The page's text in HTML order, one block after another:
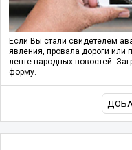
Если Вы стали свидетелем
явления, провала дороги или
ленте народных новостей.
форму.